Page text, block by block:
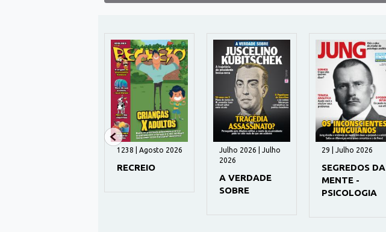
1238 | Agosto 2026
RECREIO
Julho 2026 | Julho
2026
A VERDADE
SOBRE
29 | Julho 2026
SEGREDOS DA
MENTE -
PSICOLOGIA